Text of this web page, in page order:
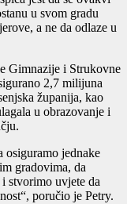
u svom gradu
a ne da odlaze u
Gimnazije i Strukovne
2,7 milijuna
županija, kao
u obrazovanje i
osiguramo jednake
gradovima, da
stvorimo uvjete da
poručio je Petry.